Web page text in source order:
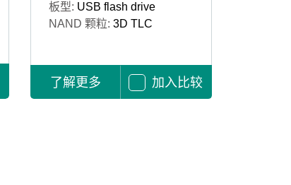
板型: USB flash drive
NAND 颗粒: 3D TLC
了解更多 加入比较